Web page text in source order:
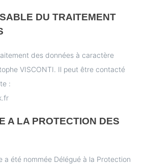
DU TRAITEMENT
des données à caractère
VISCONTI. Il peut être contacté
:
A LA PROTECTION DES
a été nommée Délégué à la Protection